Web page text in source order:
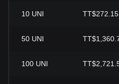
10 UNI TT$272.15
50 UNI
100 UNI